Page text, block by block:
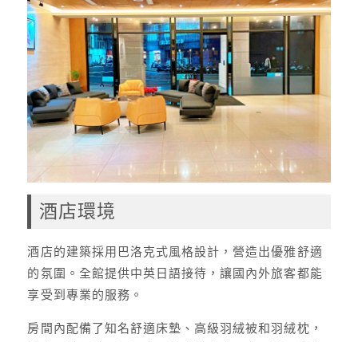
酒店環境
酒店的建築採用巴洛克式風格設計，營造出優雅舒適
的氛圍。全館提供中英日語接待，讓國內外旅客都能
享受到專業的服務。
房間內配備了知名舒適床墊、高級羽絨被和羽絨枕，